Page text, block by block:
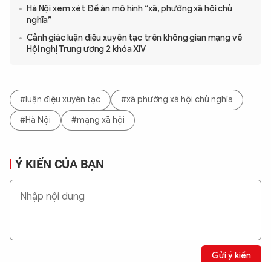
Hà Nội xem xét Đề án mô hình “xã, phường xã hội chủ
nghĩa”
Cảnh giác luận điệu xuyên tạc trên không gian mạng về
Hội nghị Trung ương 2 khóa XIV
#luận điệu xuyên tạc
#xã phường xã hội chủ nghĩa
#Hà Nội
#mạng xã hội
Ý KIẾN CỦA BẠN
Gửi ý kiến